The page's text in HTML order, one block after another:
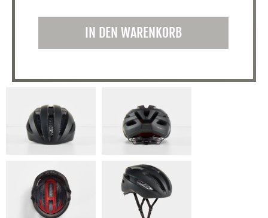
IN DEN WARENKORB